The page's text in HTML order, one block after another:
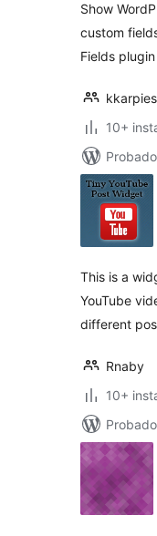
Show
custom
Fields
10+
This is a
YouTube
different
Rnaby
10+